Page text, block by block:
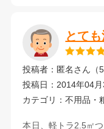
とて
投稿者：匿名さん（
投稿日：2014年04月
カテゴリ：不用品・
本日、軽トラ2.5㎡